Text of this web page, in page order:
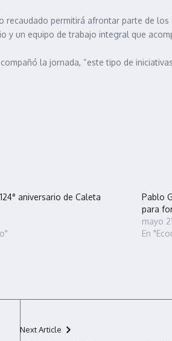
permitirá afrontar parte de
y un equipo de trabajo integral que
la jornada, “este tipo de
aniversario de Caleta
Pablo
para
mayo
En
Next Article